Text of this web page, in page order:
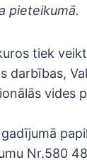
pieteikumā.
tiek
darbības,
vides
Nr.580